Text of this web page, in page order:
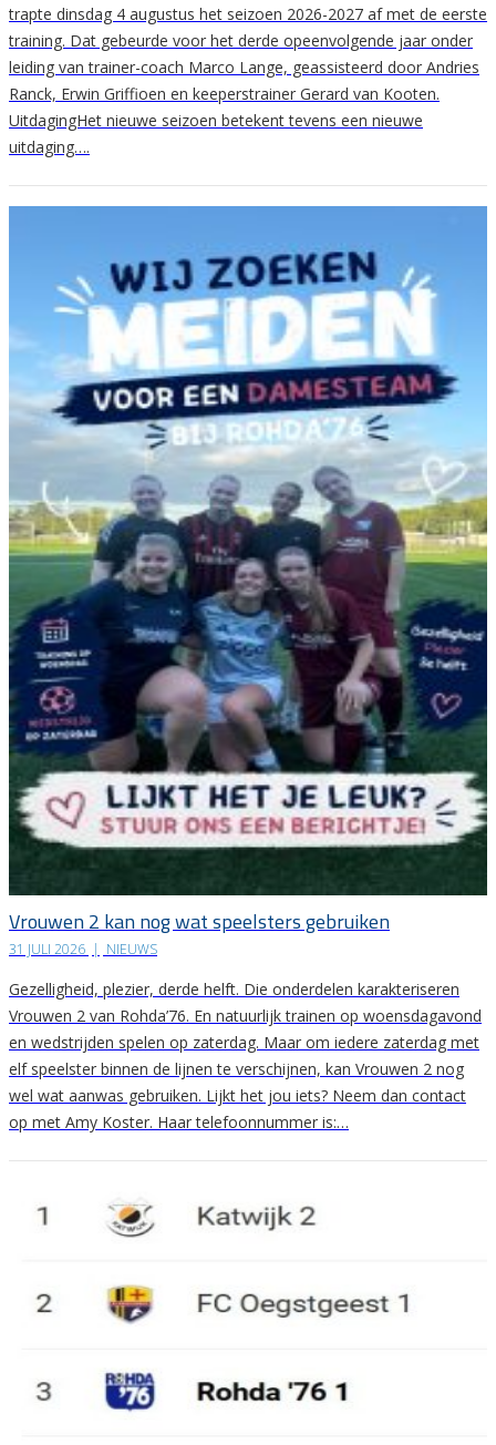
trapte dinsdag 4 augustus het seizoen 2026-2027 af met de eerste
training. Dat gebeurde voor het derde opeenvolgende jaar onder
leiding van trainer-coach Marco Lange, geassisteerd door Andries
Ranck, Erwin Griffioen en keeperstrainer Gerard van Kooten.
UitdagingHet nieuwe seizoen betekent tevens een nieuwe
uitdaging….
Vrouwen 2 kan nog wat speelsters gebruiken
31 JULI 2026 | NIEUWS
Gezelligheid, plezier, derde helft. Die onderdelen karakteriseren
Vrouwen 2 van Rohda’76. En natuurlijk trainen op woensdagavond
en wedstrijden spelen op zaterdag. Maar om iedere zaterdag met
elf speelster binnen de lijnen te verschijnen, kan Vrouwen 2 nog
wel wat aanwas gebruiken. Lijkt het jou iets? Neem dan contact
op met Amy Koster. Haar telefoonnummer is:…